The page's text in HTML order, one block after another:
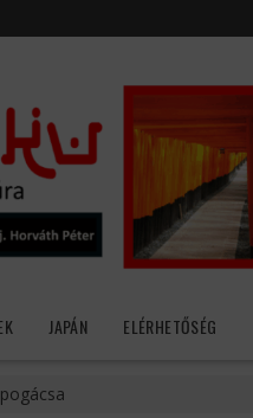
JAPÁN ELÉRHETŐSÉG